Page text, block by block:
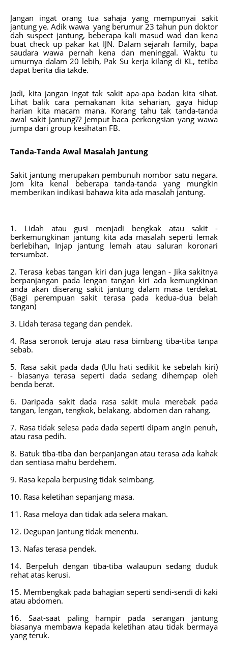
Jangan ingat orang tua sahaja yang mempunyai sakit
jantung ye. Adik wawa yang berumur 23 tahun pun doktor
dah suspect jantung, beberapa kali masud wad dan kena
buat check up pakar kat IJN. Dalam sejarah family, bapa
saudara wawa pernah kena dan meninggal. Waktu tu
umurnya dalam 20 lebih, Pak Su kerja kilang di KL, tetiba
dapat berita dia takde.
Jadi, kita jangan ingat tak sakit apa-apa badan kita sihat.
Lihat balik cara pemakanan kita seharian, gaya hidup
harian kita macam mana. Korang tahu tak tanda-tanda
awal sakit jantung?? Jemput baca perkongsian yang wawa
jumpa dari group kesihatan FB.
Tanda-Tanda Awal Masalah Jantung
Sakit jantung merupakan pembunuh nombor satu negara.
Jom kita kenal beberapa tanda-tanda yang mungkin
memberikan indikasi bahawa kita ada masalah jantung.
1. Lidah atau gusi menjadi bengkak atau sakit -
berkemungkinan jantung kita ada masalah seperti lemak
berlebihan, Injap jantung lemah atau saluran koronari
tersumbat.
2. Terasa kebas tangan kiri dan juga lengan - Jika sakitnya
berpanjangan pada lengan tangan kiri ada kemungkinan
anda akan diserang sakit jantung dalam masa terdekat.
(Bagi perempuan sakit terasa pada kedua-dua belah
tangan)
3. Lidah terasa tegang dan pendek.
4. Rasa seronok teruja atau rasa bimbang tiba-tiba tanpa
sebab.
5. Rasa sakit pada dada (Ulu hati sedikit ke sebelah kiri)
- biasanya terasa seperti dada sedang dihempap oleh
benda berat.
6. Daripada sakit dada rasa sakit mula merebak pada
tangan, lengan, tengkok, belakang, abdomen dan rahang.
7. Rasa tidak selesa pada dada seperti dipam angin penuh,
atau rasa pedih.
8. Batuk tiba-tiba dan berpanjangan atau terasa ada kahak
dan sentiasa mahu berdehem.
9. Rasa kepala berpusing tidak seimbang.
10. Rasa keletihan sepanjang masa.
11. Rasa meloya dan tidak ada selera makan.
12. Degupan jantung tidak menentu.
13. Nafas terasa pendek.
14. Berpeluh dengan tiba-tiba walaupun sedang duduk
rehat atas kerusi.
15. Membengkak pada bahagian seperti sendi-sendi di kaki
atau abdomen.
16. Saat-saat paling hampir pada serangan jantung
biasanya membawa kepada keletihan atau tidak bermaya
yang teruk.